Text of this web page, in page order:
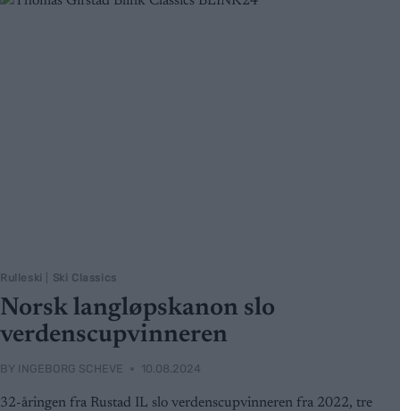
Rulleski Ski Classics
Norsk langløpskanon slo
verdenscupvinneren
BY INGEBORG SCHEVE 10.08.2024
32-åringen fra Rustad IL slo verdenscupvinneren fra 2022, tre